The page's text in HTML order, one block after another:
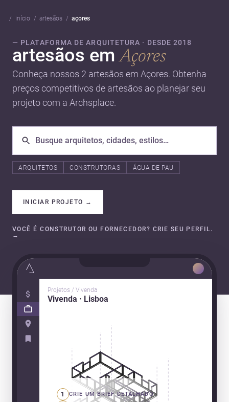
início artesãos açores
— PLATAFORMA DE ARQUITETURA · DESDE 2018
artesãos emAçores
Conheça nossos 2 artesãos em Açores. Obtenha
preços competitivos de artesãos ao planejar seu
projeto com a Archsplace.
ARQUITETOS CONSTRUTORAS ÁGUA DE PAU
INICIAR PROJETO →
VOCÊ É CONSTRUTOR OU FORNECEDOR? CRIE SEU PERFIL.
→
Projetos / Vivenda
Vivenda · Lisboa
1 CRIE UM BRIEF DETALHADO